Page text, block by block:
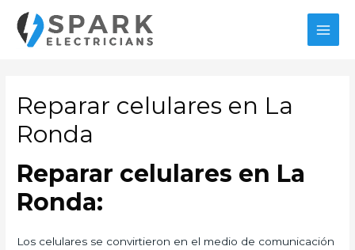
contenido
Reparar celulares en La
Ronda
Reparar celulares en La
Ronda:
Los celulares se convirtieron en el medio de comunicación